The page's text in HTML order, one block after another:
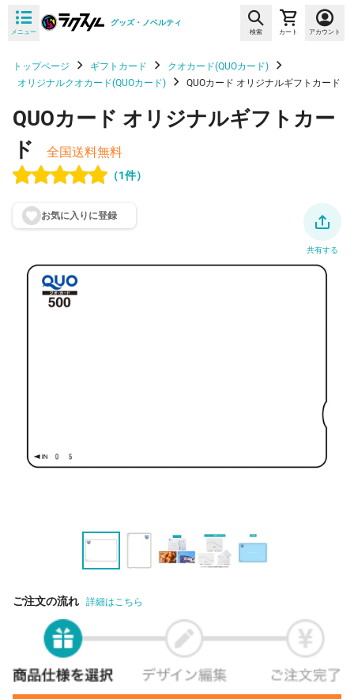
メニュー
グッズ・ノベルティ
検索 カート アカウント
トップページ ギフトカード
クオカード(QUOカード)
オリジナルクオカード(QUOカード)
QUOカード オリジナルギフトカード
QUOカード オリジナルギフトカー
ド
全国送料無料
（1件）
お気に入りに登録
共有する
ご注文の流れ 詳細はこちら